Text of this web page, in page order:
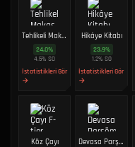
Tehlikeli Makas
24.0%
4.5%SO
İstatistikleri Gör
→
Hikâye Kitabı
23.9%
1.2% SO
İstatistikleri Gör
→
Köz Çayı Devasa Parşömen